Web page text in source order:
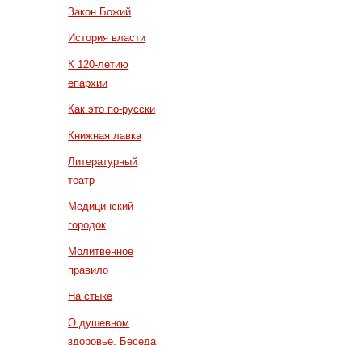
Закон Божий
История власти
К 120-летию
епархии
Как это по-русски
Книжная лавка
Литературный
театр
Медицинский
городок
Молитвенное
правило
На стыке
О душевном
здоровье. Беседа